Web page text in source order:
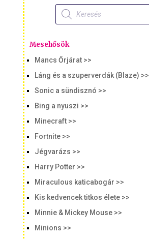
Products
search
Mesehősök
Mancs Őrjárat >>
Láng és a szuperverdák (Blaze) >>
Sonic a sündisznó >>
Bing a nyuszi >>
Minecraft >>
Fortnite >>
Jégvarázs >>
Harry Potter >>
Miraculous katicabogár >>
Kis kedvencek titkos élete >>
Minnie & Mickey Mouse >>
Minions >>